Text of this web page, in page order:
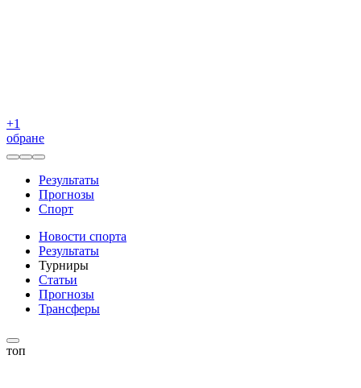
+1
обране
Результаты
Прогнозы
Спорт
Новости спорта
Результаты
Турниры
Статьи
Прогнозы
Трансферы
топ